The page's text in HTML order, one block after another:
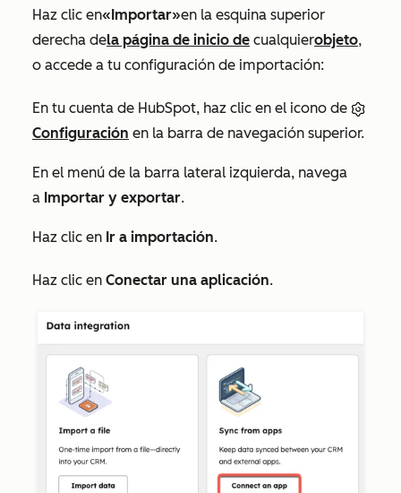
Haz clic en«Importar»en la esquina superior
derecha dela página de inicio de cualquierobjeto,
o accede a tu configuración de importación:
En tu cuenta de HubSpot, haz clic en el icono de
Configuración en la barra de navegación superior.
En el menú de la barra lateral izquierda, navega
a Importar y exportar.
Haz clic en Ir a importación.
Haz clic en Conectar una aplicación.